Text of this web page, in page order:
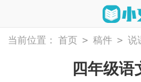
当前位置： 首页 > 稿件 > 说
四年级语